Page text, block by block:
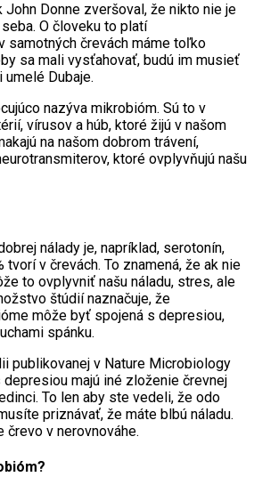
Donne zveršoval, že nikto nie je
O človeku to platí
samotných črevách máme toľko
sa mali vysťahovať, budú im musieť
Dubaje.
nazýva mikrobióm. Sú to v
vírusov a húb, ktoré žijú v našom
na našom dobrom trávení,
ktoré ovplyvňujú našu
nálady je, napríklad, serotonín,
v črevách. To znamená, že ak nie
to ovplyvniť našu náladu, stres, ale
štúdií naznačuje, že
môže byť spojená s depresiou,
spánku.
publikovanej v Nature Microbiology
majú iné zloženie črevnej
To len aby ste vedeli, že odo
priznávať, že máte blbú náladu.
črevo v nerovnováhe.